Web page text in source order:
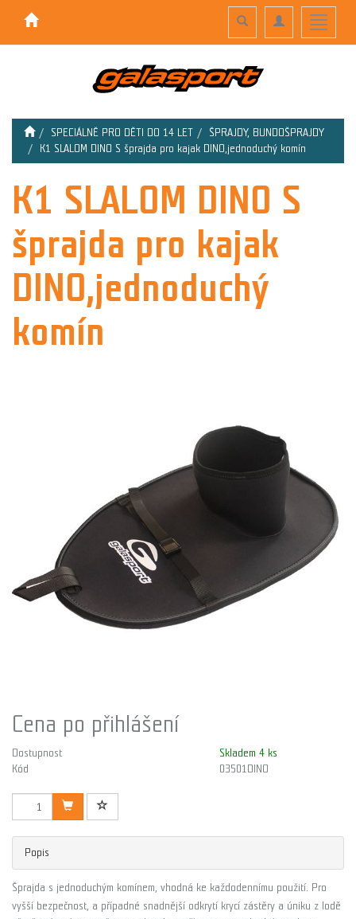
Toggle
Toggle
navigation
Toggle
search
SPECIÁLNĚ PRO DĚTI DO 14 LET
ŠPRAJDY, BUNDOŠPRAJDY
K1 SLALOM DINO S šprajda pro kajak DINO,jednoduchý komín
K1 SLALOM DINO S
šprajda pro kajak
DINO,jednoduchý
komín
Cena po přihlášení
Dostupnost
Skladem 4 ks
Kód
03501DINO
Popis
Šprajda s jednoduchým komínem, vhodná ke každodennímu použití. Pro
vyšší bezpečnost, a případné snadnější odkrytí krycí zástěry a úniku z lodě